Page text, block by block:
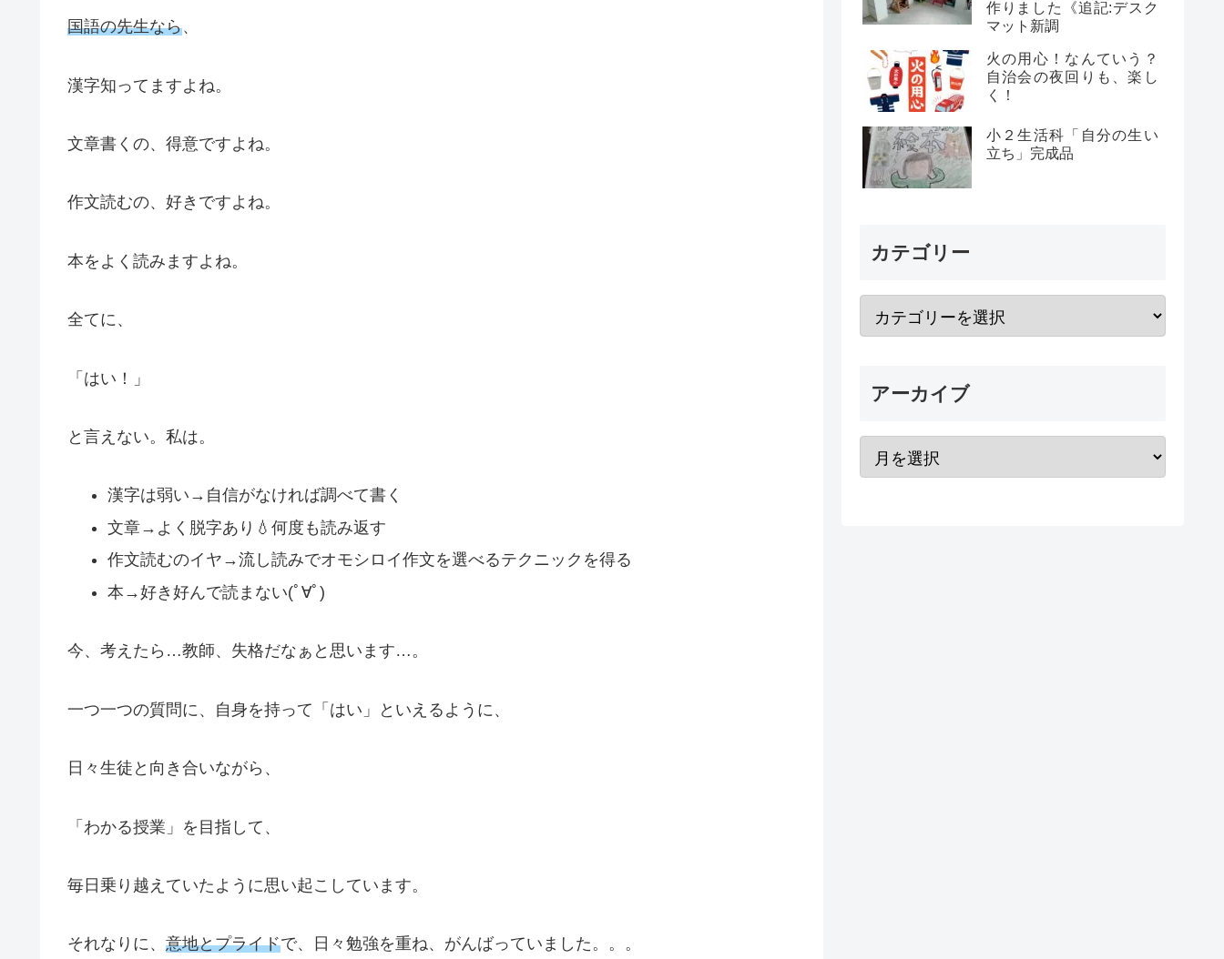
国語の先生なら、
漢字知ってますよね。
文章書くの、得意ですよね。
作文読むの、好きですよね。
本をよく読みますよね。
全てに、
「はい！」
と言えない。私は。
漢字は弱い→自信がなければ調べて書く
文章→よく脱字あり💧何度も読み返す
作文読むのイヤ→流し読みでオモシロイ作文を選べるテクニックを得る
本→好き好んで読まない(ﾟ∀ﾟ)
今、考えたら…教師、失格だなぁと思います…。
一つ一つの質問に、自身を持って「はい」といえるように、
日々生徒と向き合いながら、
「わかる授業」を目指して、
毎日乗り越えていたように思い起こしています。
それなりに、 意地とプライドで、日々勉強を重ね、がんばっていました。。。
作りました《追記:デスク
マット新調
火の用心！なんていう？
自治会の夜回りも、楽し
く！
小２生活科「自分の生い
立ち」完成品
カテゴリー
アーカイブ